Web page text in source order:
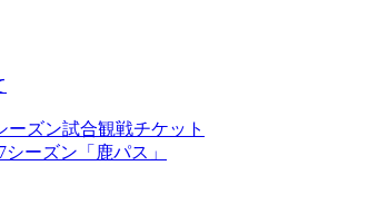
ーズン試合観戦チケット
ーズン「鹿パス」